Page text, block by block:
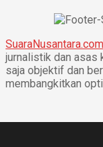
SuaraNusantara.com
jurnalistik dan asas
saja objektif dan
membangkitkan